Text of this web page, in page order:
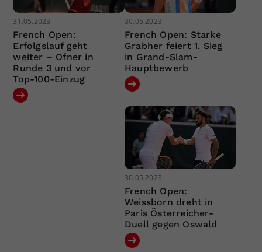
31.05.2023
French Open:
Erfolgslauf geht
weiter – Ofner in
Runde 3 und vor
Top-100-Einzug
30.05.2023
French Open: Starke
Grabher feiert 1. Sieg
in Grand-Slam-
Hauptbewerb
30.05.2023
French Open:
Weissborn dreht in
Paris Österreicher-
Duell gegen Oswald